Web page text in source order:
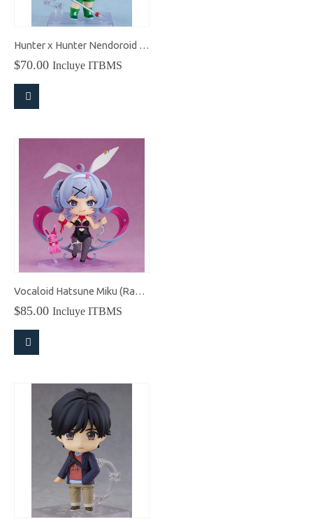
Hunter x Hunter Nendoroid Gon Freecss (Hunter Exam Ver.)
$70.00 Incluye ITBMS
Vocaloid Hatsune Miku (Rabbit Hole Ver.) Nendoroid
$85.00 Incluye ITBMS